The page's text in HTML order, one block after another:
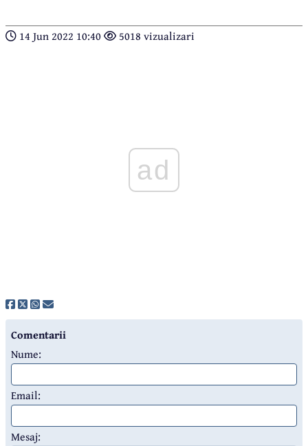
14 Jun 2022 10:40 5018 vizualizari
ad
Comentarii
Nume:
Email:
Mesaj: